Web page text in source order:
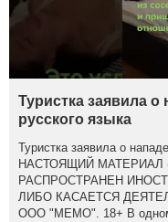
Туристка заявила о
русского языка
Туристка заявила о
НАСТОЯЩИЙ
РАСПРОСТРАНЕН
ЛИБО КАСАЕТСЯ
ООО "МЕМО". 18+ В одном